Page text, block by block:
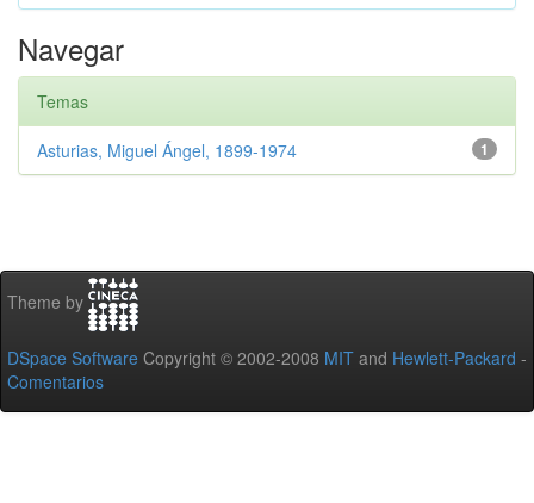
Navegar
Temas
1
Asturias, Miguel Ángel, 1899-1974
Theme by
DSpace Software Copyright © 2002-2008 MIT and Hewlett-Packard -
Comentarios